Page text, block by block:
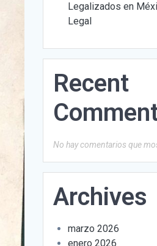
Legalizados en
Legal
Recent
No hay comentarios que
Archives
marzo 2026
enero 2026